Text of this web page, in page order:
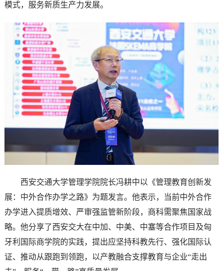
模式，服务新质生产力发展。
西安交通大学管理学院院长冯耕中以《管理教育创新发
展：中外合作办学之路》为题发言。他表示，当前中外合作
办学进入提质增效、严审强监管新阶段，商科需聚焦国家战
略。他分享了西安交大在中加、中美、中塞等合作项目及匈
牙利国际商学院的实践，提出应坚持科教先行、强化国际认
证、推动从跟跑到领跑，以产教融合支撑教育与企业“走出